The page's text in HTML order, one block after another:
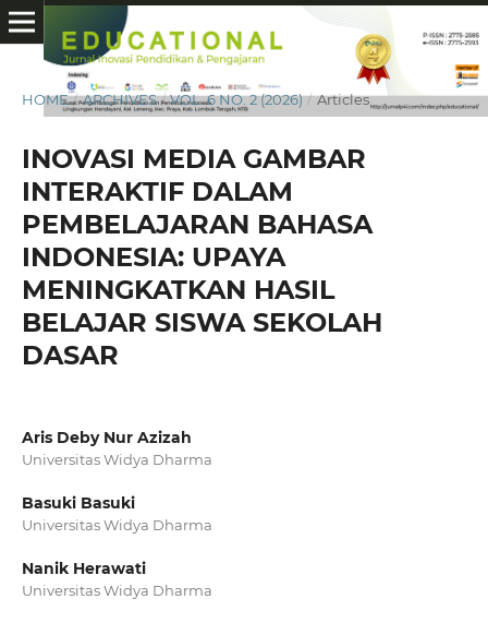
HOME / ARCHIVES / VOL. 6 NO. 2 (2026) / Articles
INOVASI MEDIA GAMBAR
INTERAKTIF DALAM
PEMBELAJARAN BAHASA
INDONESIA: UPAYA
MENINGKATKAN HASIL
BELAJAR SISWA SEKOLAH
DASAR
Aris Deby Nur Azizah
Universitas Widya Dharma
Basuki Basuki
Universitas Widya Dharma
Nanik Herawati
Universitas Widya Dharma